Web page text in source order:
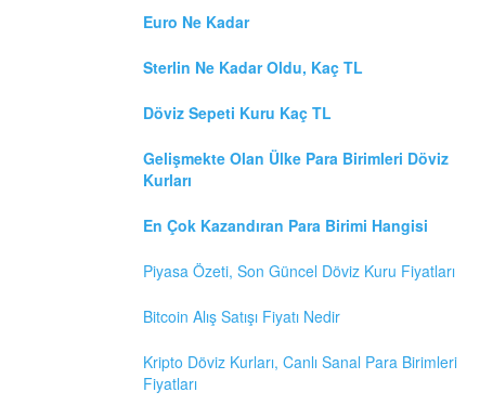
Euro Ne Kadar
Sterlin Ne Kadar Oldu, Kaç TL
Döviz Sepeti Kuru Kaç TL
Gelişmekte Olan Ülke Para Birimleri Döviz
Kurları
En Çok Kazandıran Para Birimi Hangisi
Piyasa Özeti, Son Güncel Döviz Kuru Fiyatları
Bitcoin Alış Satışı Fiyatı Nedir
Kripto Döviz Kurları, Canlı Sanal Para Birimleri
Fiyatları